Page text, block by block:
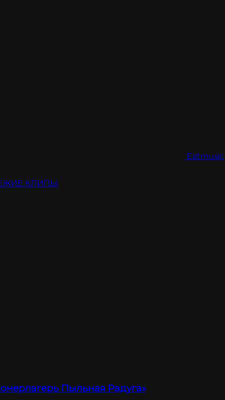
Eatmusic
КЛИПЫ
Пыльная Радуга»